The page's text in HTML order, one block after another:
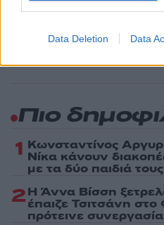
Data Deletion Data
ενημερωθείτε πρώτοι για όλη
Πιο
1 Κωνσταντίνος
Νίκα κάνουν
με τα δύο παιδιά τους
2Η Άννα Βίσση
έπαιζε Τσιτσάνη στο
πρότεινε συνεργασία